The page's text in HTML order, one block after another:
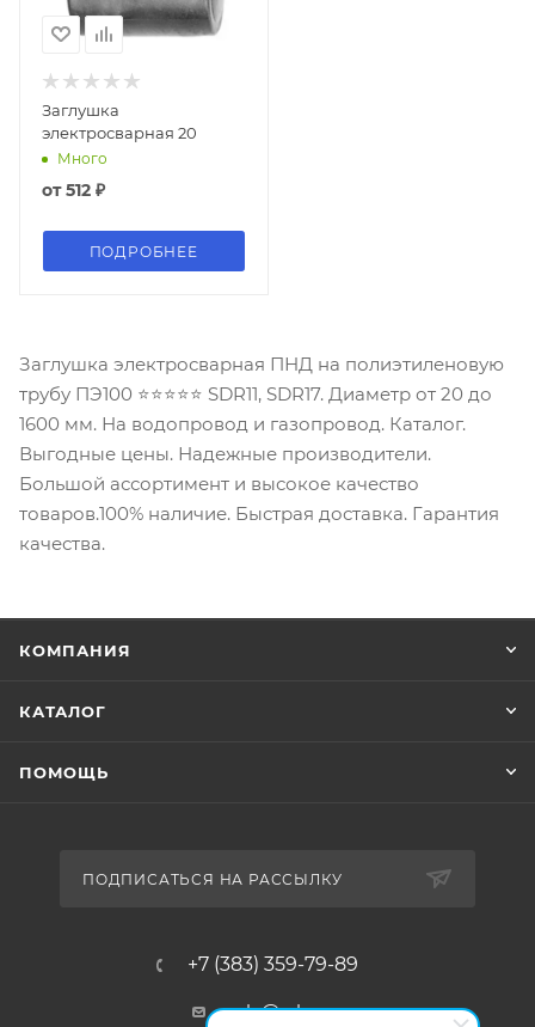
Заглушка
электросварная 20
Много
от512 ₽
ПОДРОБНЕЕ
Заглушка электросварная ПНД на полиэтиленовую
трубу ПЭ100 ⭐⭐⭐⭐⭐ SDR11, SDR17. Диаметр от 20 до
1600 мм. На водопровод и газопровод. Каталог.
Выгодные цены. Надежные производители.
Большой ассортимент и высокое качество
товаров.100% наличие. Быстрая доставка. Гарантия
качества.
КОМПАНИЯ
КАТАЛОГ
ПОМОЩЬ
ПОДПИСАТЬСЯ НА РАССЫЛКУ
+7 (383) 359-79-89
sale@rsk-r.ru